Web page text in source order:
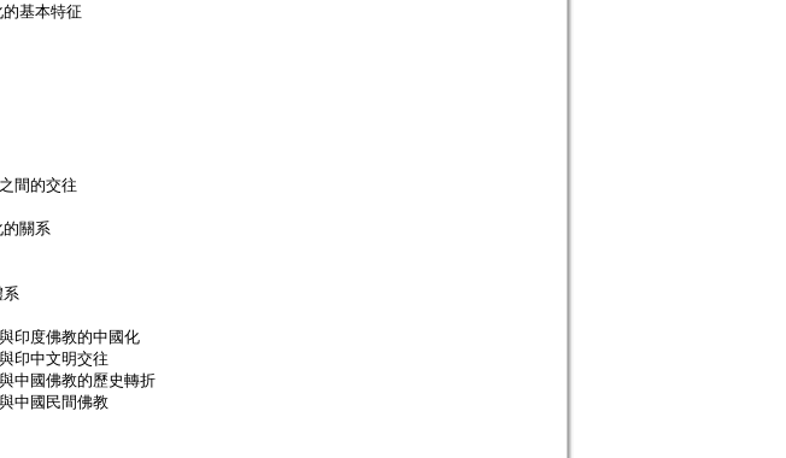
基本特征
間的交往
關系
系
印度佛教的中國化
印中文明交往
中國佛教的歷史轉折
中國民間佛教